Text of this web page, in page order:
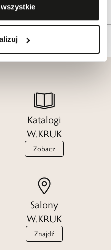
Katalogi
W.KRUK
Zobacz
Salony
W.KRUK
Znajdź